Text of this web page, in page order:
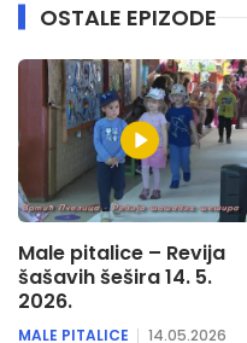
OSTALE EPIZODE
Male pitalice – Revija
šašavih šešira 14. 5.
2026.
MALE PITALICE 14.05.2026